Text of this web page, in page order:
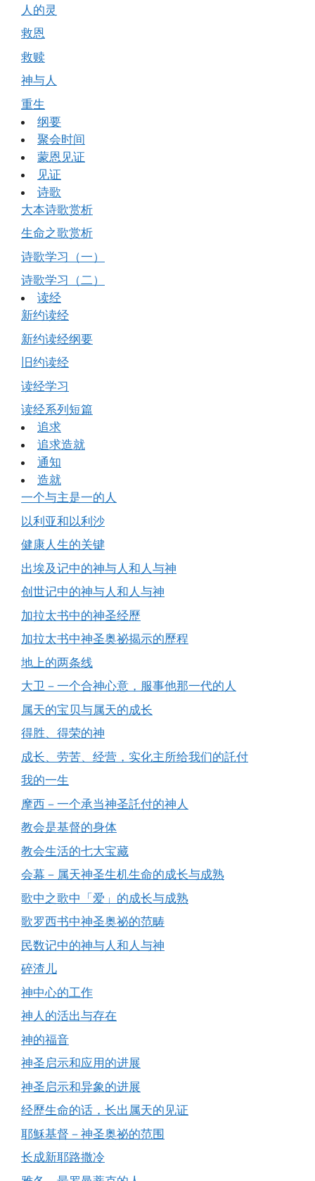
人的灵
救恩
救赎
神与人
重生
纲要
聚会时间
蒙恩见证
见证
诗歌
大本诗歌赏析
生命之歌赏析
诗歌学习（一）
诗歌学习（二）
读经
新约读经
新约读经纲要
旧约读经
读经学习
读经系列短篇
追求
追求造就
通知
造就
一个与主是一的人
以利亚和以利沙
健康人生的关键
出埃及记中的神与人和人与神
创世记中的神与人和人与神
加拉太书中的神圣经歷
加拉太书中神圣奥祕揭示的歷程
地上的两条线
大卫－一个合神心意，服事他那一代的人
属天的宝贝与属天的成长
得胜、得荣的神
成长、劳苦、经营，实化主所给我们的託付
我的一生
摩西－一个承当神圣託付的神人
教会是基督的身体
教会生活的七大宝藏
会幕－属天神圣生机生命的成长与成熟
歌中之歌中「爱」的成长与成熟
歌罗西书中神圣奥祕的范畴
民数记中的神与人和人与神
碎渣儿
神中心的工作
神人的活出与存在
神的福音
神圣启示和应用的进展
神圣启示和异象的进展
经歷生命的话，长出属天的见证
耶穌基督－神圣奥祕的范围
长成新耶路撒冷